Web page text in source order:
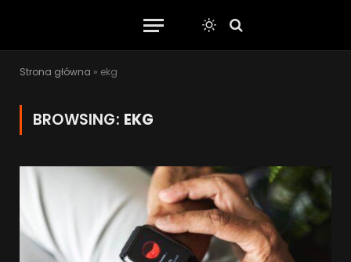
Strona główna » ekg
BROWSING: EKG